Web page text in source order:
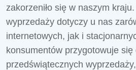
zakorzeniło się w naszym
wyprzedaży dotyczy u nas
internetowych, jak i
konsumentów przygotowuje się
przedświątecznych